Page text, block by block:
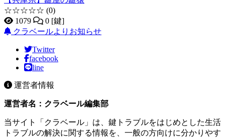
☆☆☆☆☆ (0)
1079
0 [鍵]
クラベールよりお知らせ
Twitter
facebook
line
運営者情報
運営者名：クラベール編集部
当サイト「クラベール」は、鍵トラブルをはじめとした生活
トラブルの解決に関する情報を、一般の方向けに分かりやす